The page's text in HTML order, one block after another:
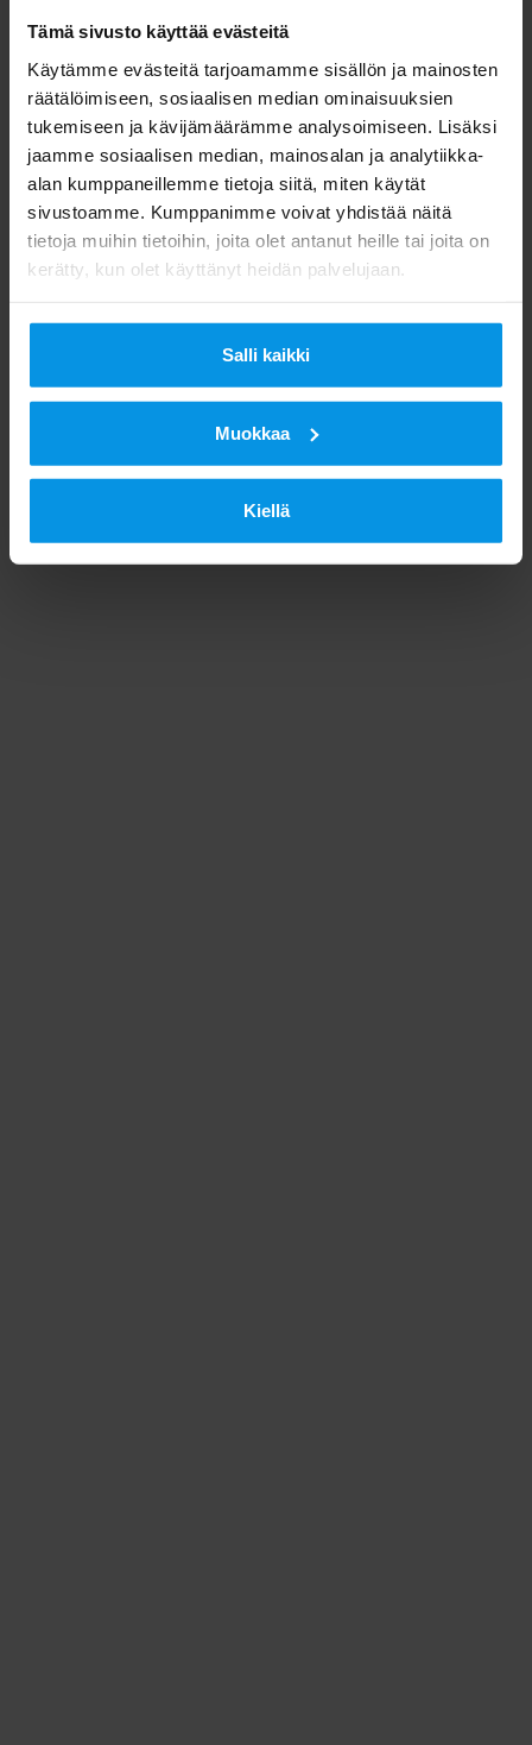
Tämä sivusto käyttää evästeitä
Käytämme evästeitä tarjoamamme sisällön ja mainosten
räätälöimiseen, sosiaalisen median ominaisuuksien
tukemiseen ja kävijämäärämme analysoimiseen. Lisäksi
jaamme sosiaalisen median, mainosalan ja analytiikka-
alan kumppaneillemme tietoja siitä, miten käytät
sivustoamme. Kumppanimme voivat yhdistää näitä
tietoja muihin tietoihin, joita olet antanut heille tai joita on
kerätty, kun olet käyttänyt heidän palvelujaan.
Salli kaikki
Muokkaa
Kiellä